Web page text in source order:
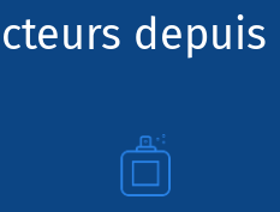
depuis